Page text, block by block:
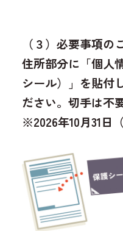
（３）必要事項の
住所部分に「個人
シール）」を貼付
ださい。切手は不
※2026年10月31日